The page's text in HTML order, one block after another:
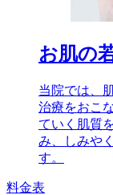
お肌の
当院では、
治療をおこ
ていく肌質
み、しみや
す。
料金表